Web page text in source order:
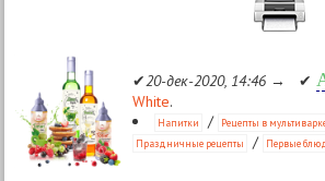
✔20-дек-2020, 14:46→ ✔
White.
Напитки / Рецепты в
Праздничные рецепты / Первые